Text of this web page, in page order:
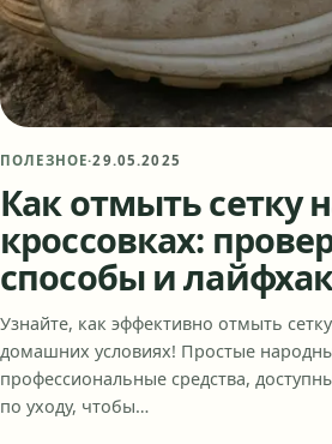
ПОЛЕЗНОЕ·29.05.2025
Как отмыть сетку
кроссовках:
способы и
Узнайте, как эффективно отмыть
домашних условиях! Простые
профессиональные средства,
по уходу, чтобы…